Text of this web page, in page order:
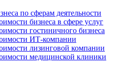
по сферам деятельности
бизнеса в сфере услуг
гостиничного бизнеса
ИТ-компании
лизинговой компании
медицинской клиники